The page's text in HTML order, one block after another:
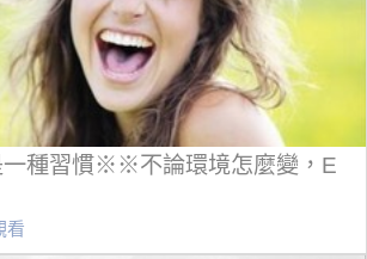
種習慣※※不論環境怎麼變，E
看